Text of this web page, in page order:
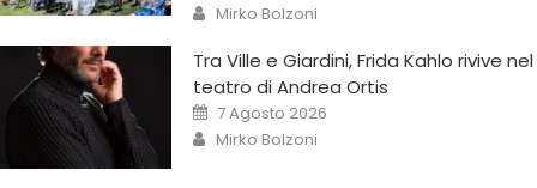
Mirko Bolzoni
Tra Ville e Giardini, Frida Kahlo rivive nel
teatro di Andrea Ortis
7 Agosto 2026
Mirko Bolzoni